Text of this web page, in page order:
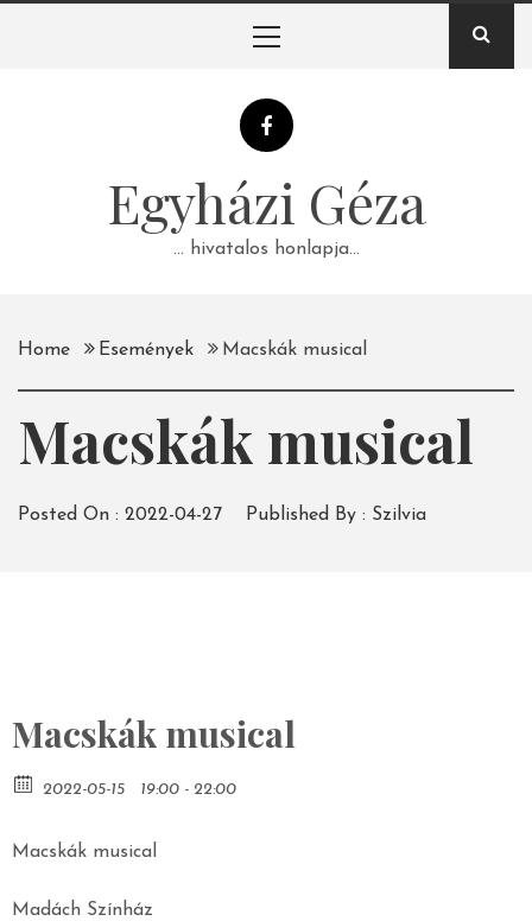
Egyházi Géza
… hivatalos honlapja…
Home Események Macskák musical
Macskák musical
Posted On : 2022-04-27 Published By : Szilvia
Macskák musical
2022-05-15 19:00 - 22:00
Macskák musical
Madách Színház